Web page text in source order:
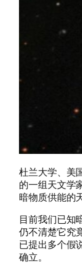
杜兰大学、美
的一组天文学
暗物质供能的
目前我们已知
仍不清楚它究
已提出多个假
确立。